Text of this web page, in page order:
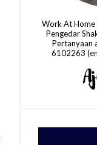
Work At Home
Pengedar
Pertanyaan
6102263